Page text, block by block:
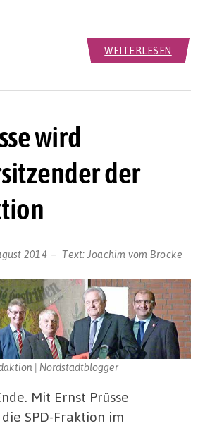
WEITERLESEN
wird
der
2014 Text: Joachim vom Brocke
| Nordstadtblogger
Mit Ernst Prüsse
SPD-Fraktion im